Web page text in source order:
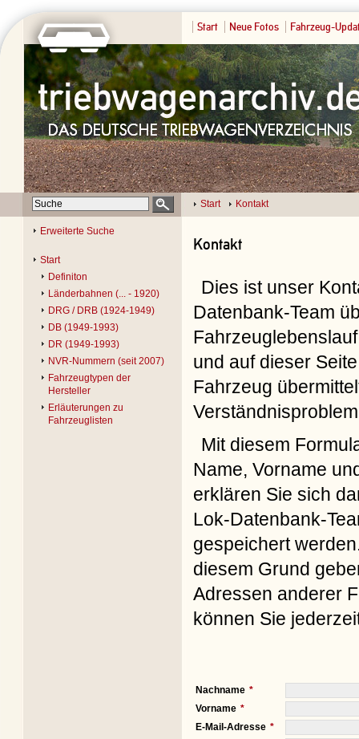
Start Neue Fotos Fahrzeug-
Start Kontakt
Erweiterte Suche
Start
Definiton
Länderbahnen (... - 1920)
DRG / DRB (1924-1949)
DB (1949-1993)
DR (1949-1993)
NVR-Nummern (seit 2007)
Fahrzeugtypen der
Hersteller
Erläuterungen zu
Fahrzeuglisten
Kontakt
Dies ist unser
Datenbank-Team
und auf dieser
Fahrzeug
Mit diesem
Name, Vorname
erklären Sie sich
Lok-Datenbank-
gespeichert
diesem Grund
Adressen anderer
können Sie
Nachname
Vorname
E-Mail-Adresse